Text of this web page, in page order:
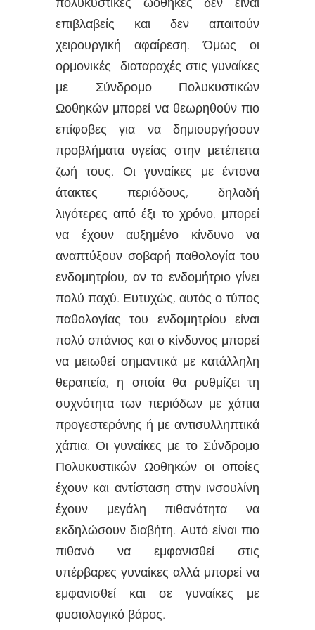
επιβλαβείς και δεν απαιτούν
χειρουργική αφαίρεση. Όμως οι
ορμονικές διαταραχές στις γυναίκες
με Σύνδρομο Πολυκυστικών
Ωοθηκών μπορεί να θεωρηθούν πιο
επίφοβες για να δημιουργήσουν
προβλήματα υγείας στην μετέπειτα
ζωή τους. Οι γυναίκες με έντονα
άτακτες περιόδους, δηλαδή
λιγότερες από έξι το χρόνο, μπορεί
να έχουν αυξημένο κίνδυνο να
αναπτύξουν σοβαρή παθολογία του
ενδομητρίου, αν το ενδομήτριο γίνει
πολύ παχύ. Ευτυχώς, αυτός ο τύπος
παθολογίας του ενδομητρίου είναι
πολύ σπάνιος και ο κίνδυνος μπορεί
να μειωθεί σημαντικά με κατάλληλη
θεραπεία, η οποία θα ρυθμίζει τη
συχνότητα των περιόδων με χάπια
προγεστερόνης ή με αντισυλληπτικά
χάπια. Οι γυναίκες με το Σύνδρομο
Πολυκυστικών Ωοθηκών οι οποίες
έχουν και αντίσταση στην ινσουλίνη
έχουν μεγάλη πιθανότητα να
εκδηλώσουν διαβήτη. Αυτό είναι πιο
πιθανό να εμφανισθεί στις
υπέρβαρες γυναίκες αλλά μπορεί να
εμφανισθεί και σε γυναίκες με
φυσιολογικό βάρος.